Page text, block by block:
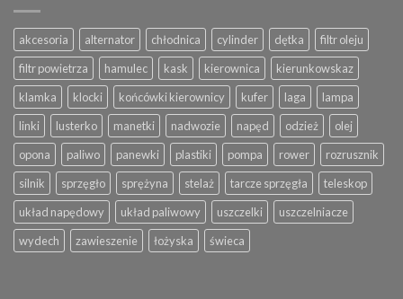
akcesoria alternator chłodnica cylinder dętka
filtr oleju
filtr powietrza
hamulec kask kierownica
kierunkowskaz
klamka
klocki końcówki kierownicy kufer laga
lampa
linki
lusterko manetki nadwozie napęd odzież
olej
opona
paliwo panewki plastiki pompa rower
rozrusznik
silnik
sprzęgło sprężyna stelaż tarcze sprzęgła
teleskop
układ napędowy
układ paliwowy uszczelki
uszczelniacze
wydech
zawieszenie łożyska świeca